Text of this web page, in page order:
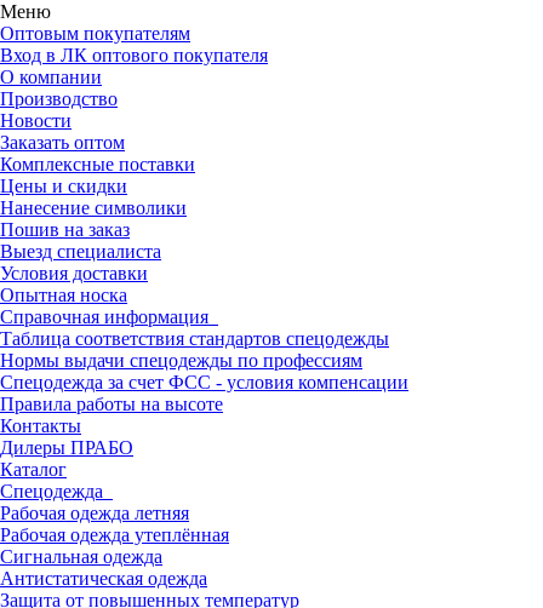
Меню
Оптовым покупателям
Вход в ЛК оптового покупателя
О компании
Производство
Новости
Заказать оптом
Комплексные поставки
Цены и скидки
Нанесение символики
Пошив на заказ
Выезд специалиста
Условия доставки
Опытная носка
Справочная информация
Таблица соответствия стандартов спецодежды
Нормы выдачи спецодежды по профессиям
Спецодежда за счет ФСС - условия компенсации
Правила работы на высоте
Контакты
Дилеры ПРАБО
Каталог
Спецодежда
Рабочая одежда летняя
Рабочая одежда утеплённая
Сигнальная одежда
Антистатическая одежда
Защита от повышенных температур